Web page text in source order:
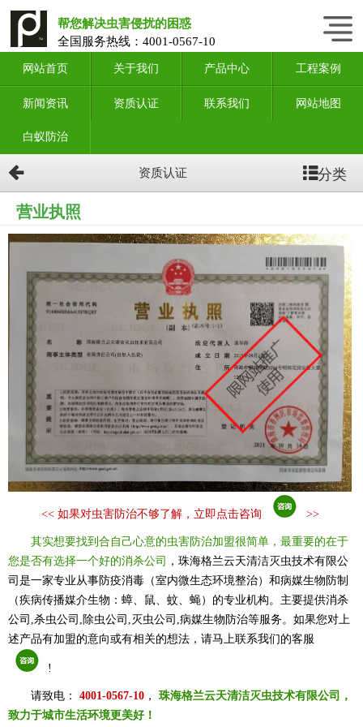
帮您解决虫害侵扰的困惑
全国服务热线：4001-0567-10
网站首页 关于我们 产品中心 工程案例
新闻资讯 资质认证 联系我们 网站地图
白蚁防治
资质认证 分类
营业执照
<< 如果对虫害防治不够了解，立即点击咨询 >>
其实想要找到合自己心意的虫害防治加盟很简单，最重要的在于
您是否有选择一个好的消杀公司
，珠海格兰云天清洁灭虫技术有限公
司是一家专业从事防疫消毒（室内微生态环境整治）和病媒生物防制
（疾病传播媒介生物：蟑、鼠、蚊、蝇）的专业机构。主要提供消杀
公司,杀虫公司,除虫公司,灭虫公司,病媒生物防治等服务。如果您对上
述产品有加盟的意向或有相关的想法，请马上联系我们的客服
!
请致电： 4001-0567-10 ， 珠海格兰云天清洁灭虫技术有限公司，
致力于城市生活环境更美好！